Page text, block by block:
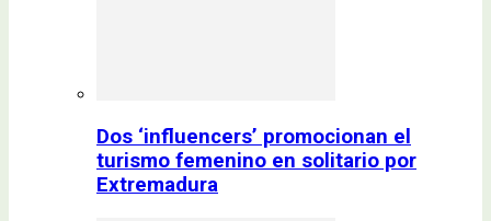
Dos ‘influencers’ promocionan el
turismo femenino en solitario por
Extremadura